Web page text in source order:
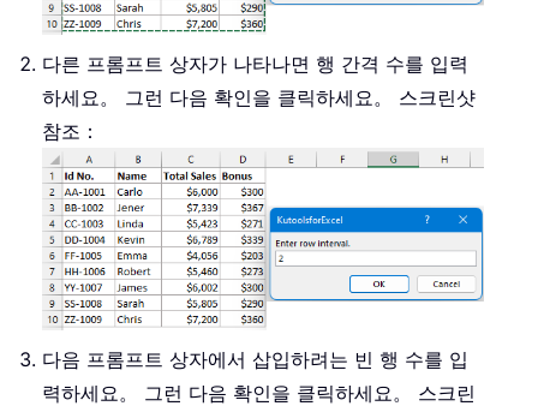
다른 프롬프트 상자가 나타나면 행 간격 수를 입력
하세요。 그런 다음 확인을 클릭하세요。 스크린샷
참조：
다음 프롬프트 상자에서 삽입하려는 빈 행 수를 입
력하세요。 그런 다음 확인을 클릭하세요。 스크린